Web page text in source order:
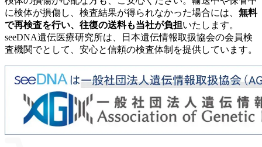
に検体が損傷し、検査結果が得られなかった場合には、 無料
で再検査を行い、往復の送料も当社が負担いたします。
seeDNA遺伝医療研究所は、日本遺伝情報取扱協会の会員検
査機関でとして、安心と信頼の検査体制を提供しています。